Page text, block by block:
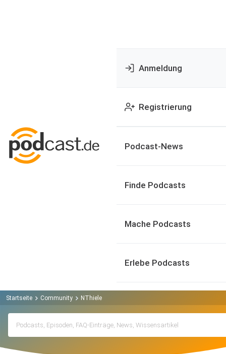
Anmeldung
Registrierung
Podcast-News
Finde Podcasts
Mache Podcasts
Erlebe Podcasts
Startseite Community NThiele